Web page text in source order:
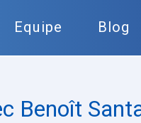
Equipe Blog
Benoît